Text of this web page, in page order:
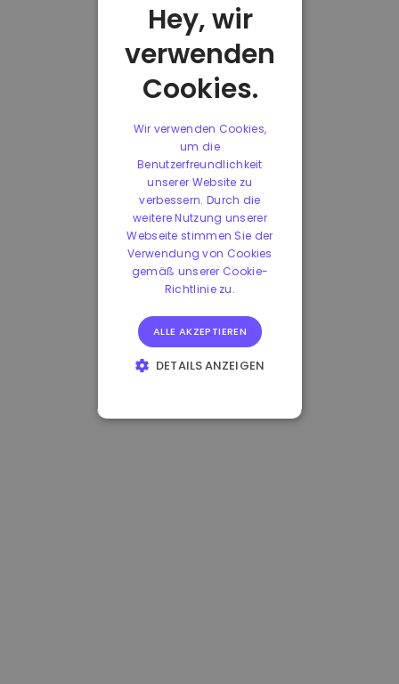
Hey, wir
verwenden
Cookies.
Wir verwenden Cookies,
um die
Benutzerfreundlichkeit
unserer Website zu
verbessern. Durch die
weitere Nutzung unserer
Webseite stimmen Sie der
Verwendung von Cookies
gemäß unserer Cookie-
Richtlinie zu.
ALLE AKZEPTIEREN
DETAILS ANZEIGEN